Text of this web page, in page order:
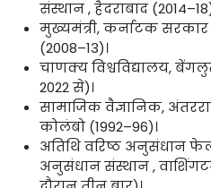
संस्थान , हैदराबाद
मुख्यमंत्री, कर्नाटक
(2008–13)।
चाणक्य विश्वविद्यालय,
2022 से)।
सामाजिक वैज्ञानिक,
कोलंबो (1992–96)।
अतिथि वरिष्ठ अनुसंधान
अनुसंधान संस्थान ,